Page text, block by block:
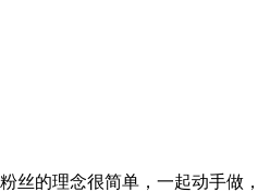
丝的理念很简单，一起动手做